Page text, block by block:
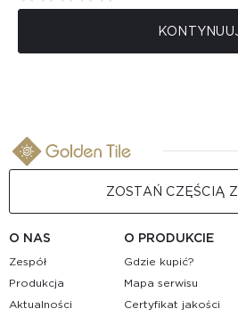
ZOSTAŃ CZĘŚCIĄ
O NAS
Zespół
Produkcja
Aktualności
O PRODUKCIE
Gdzie kupić?
Mapa serwisu
Certyfikat jakości